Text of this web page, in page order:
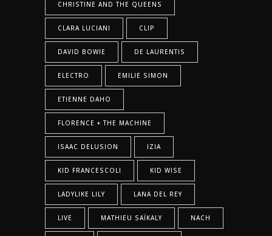
CHRISTINE AND THE QUEENS
CLARA LUCIANI CLIP
DAVID BOWIE DE LAURENTIS
ELECTRO EMILIE SIMON
ETIENNE DAHO
FLORENCE + THE MACHINE
ISAAC DELUSION IZIA
KID FRANCESCOLI KID WISE
LADYLIKE LILY LANA DEL REY
LIVE MATHIEU SAÏKALY NACH